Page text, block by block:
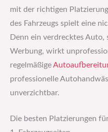
mit der richtigen
des Fahrzeugs spielt eine
Denn ein verdrecktes
Werbung, wirkt
regelmäßige
professionelle
unverzichtbar.
Die besten Platzierungen